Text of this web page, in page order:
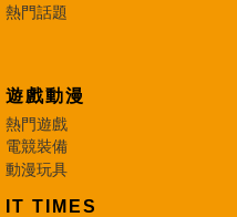
熱門話題
遊戲動漫
熱門遊戲
電競裝備
動漫玩具
IT TIMES